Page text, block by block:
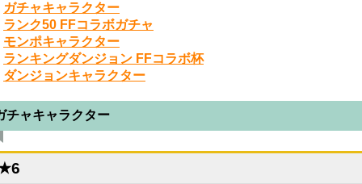
ガチャキャラクター
ランク50 FFコラボガチャ
モンポキャラクター
ランキングダンジョン FFコラボ杯
ダンジョンキャラクター
チャキャラクター